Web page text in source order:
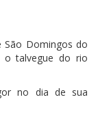
São Domingos do
o talvegue do rio
no dia de sua